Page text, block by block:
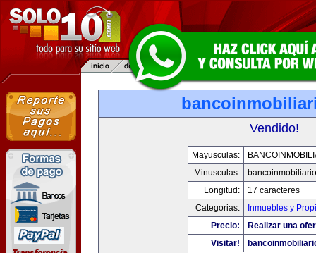
Vendido!
Mayusculas:
Minusculas:
Longitud:
17 caracteres
Categorias:
Inmuebles y
Precio:
Realizar una
Visitar!